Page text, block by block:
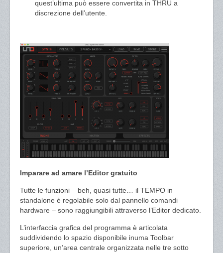
quest’ultima può essere convertita in THRU a
discrezione dell’utente.
Imparare ad amare l’Editor gratuito
Tutte le funzioni – beh, quasi tutte… il TEMPO in
standalone è regolabile solo dal pannello comandi
hardware – sono raggiungibili attraverso l’Editor dedicato.
L’interfaccia grafica del programma è articolata
suddividendo lo spazio disponibile inuma Toolbar
superiore, un’area centrale organizzata nelle tre sotto